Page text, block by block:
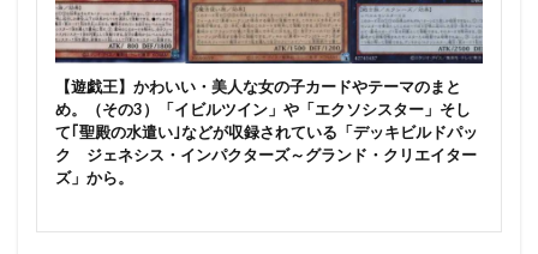
【遊戯王】かわいい・美人な女の子カードやテーマのまと
め。（その3）「イビルツイン」や「エクソシスター」そし
て｢聖殿の水遣い｣などが収録されている「デッキビルドパッ
ク ジェネシス・インパクターズ～グランド・クリエイター
ズ」から。